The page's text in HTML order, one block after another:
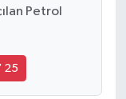
Petrol
25